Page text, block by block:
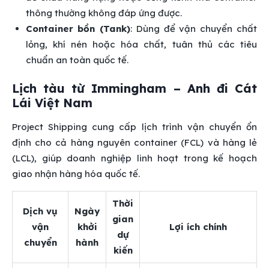
thông thường không đáp ứng được.
Container bồn (Tank): Dùng để vận chuyển chất
lỏng, khí nén hoặc hóa chất, tuân thủ các tiêu
chuẩn an toàn quốc tế.
Lịch tàu từ Immingham – Anh đi Cát
Lái Việt Nam
Project Shipping cung cấp lịch trình vận chuyển ổn
định cho cả hàng nguyên container (FCL) và hàng lẻ
(LCL), giúp doanh nghiệp linh hoạt trong kế hoạch
giao nhận hàng hóa quốc tế.
Dịch vụ
vận
chuyển
Ngày
khởi
hành
Thời
gian
dự
kiến
Lợi ích chính